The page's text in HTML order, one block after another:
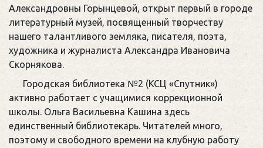
Александровны Горынцевой, открыт первый в городе
литературный музей, посвященный творчеству
нашего талантливого земляка, писателя, поэта,
художника и журналиста Александра Ивановича
Скорнякова.
Городская библиотека №2 (КСЦ «Спутник»)
активно работает с учащимися коррекционной
школы. Ольга Васильевна Кашина здесь
единственный библиотекарь. Читателей много,
поэтому и свободного времени на клубную работу